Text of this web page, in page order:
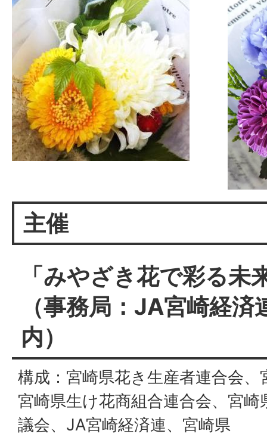
主催
「みやざき花で彩る未
（事務局：JA宮崎経済
内）
構成：宮崎県花き生産者連合会
宮崎県生け花商組合連合会、宮
議会、JA宮崎経済連、宮崎県